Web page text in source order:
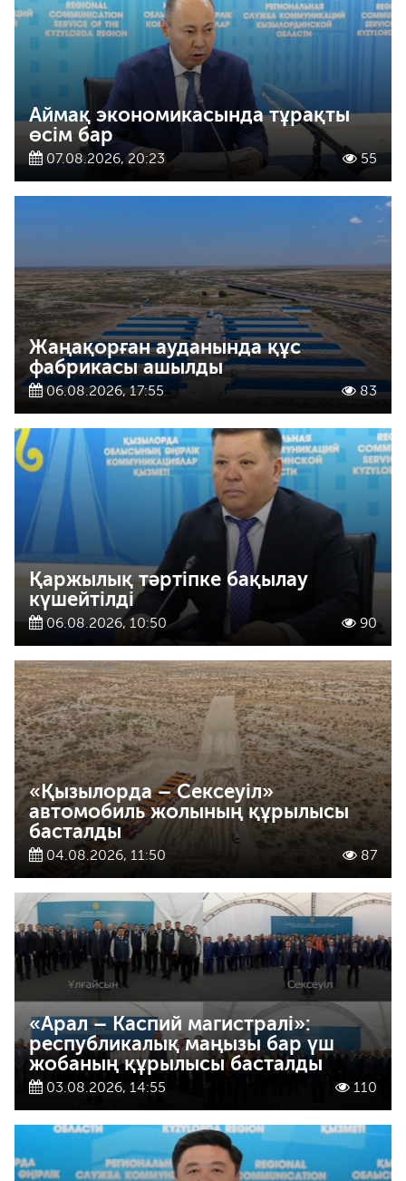
Аймақ экономикасында тұрақты
өсім бар
07.08.2026, 20:23 55
Жаңақорған ауданында құс
фабрикасы ашылды
06.08.2026, 17:55 83
Қаржылық тәртіпке бақылау
күшейтілді
06.08.2026, 10:50 90
«Қызылорда – Сексеуіл»
автомобиль жолының құрылысы
басталды
04.08.2026, 11:50 87
«Арал – Каспий магистралі»:
республикалық маңызы бар үш
жобаның құрылысы басталды
03.08.2026, 14:55 110